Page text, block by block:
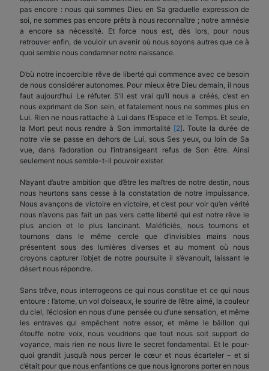
pas encore : nous qui sommes Dieu en Sa graduelle expression de
soi, ne sommes pas encore prêts à nous reconnaître ; notre amnésie
a encore sa nécessité. Et force nous est, dès lors, pour nous
retrouver enfin, de vouloir un avenir où nous soyons autres que ce à
quoi semble nous condamner notre naissance.
D’où notre incoercible rêve de liberté qui com­mence avec ce besoin
de nous considérer autonomes. Pour mieux être Dieu demain, il nous
faut aujour­d’hui Le réfuter. S’il est vrai qu’il nous a créés, c’est en
nous exprimant de Son sein, et fatalement nous ne sommes plus en
Lui. Rien ne nous rattache à Lui dans l’Espace et le Temps. Et seule,
la Mort peut nous rendre à Son immortalité [2]. Toute la durée de
notre vie se passe en dehors de Lui, sous Ses yeux, ou loin de Sa
vue, dans l’adoration ou l’intransi­geant refus de Son être. Ainsi
seulement nous semble-t-il pouvoir exister.
N’ayant d’autre ambition que d’être les maîtres de notre destin, nous
nous heurtons sans cesse à la constatation de notre impuissance.
Nous avançons de victoire en victoire, et c’est pour voir qu’en vérité
nous n’avons pas fait un pas vers cette liberté qui est notre rêve le
plus ancien et le plus lancinant. Maléficiés, nous tournons et
tournons dans le même cercle que d’invisibles mains nous
présentent sous des lumières diverses et au moment où nous
croyons capturer l’objet de notre poursuite il s’évanouit, laissant le
désert nous répondre.
Sans trêve, nous interrogeons ce qui nous constitue et ce qui nous
entoure : l’atome, un vol d’oiseaux, le sourire de l’être aimé, la couleur
du ciel, l’éclosion en nous d’une pensée ou d’une sensation, et même
les entraves qui empêchent notre essor, et même le bâillon qui
étouffe notre voix, nous vou­drions que tout nous soit support de
voyance, mais rien ne nous livre le secret fondamental. Et le pour­
quoi grandit jusqu’à nous percer le cœur et nous écarteler – et si
c’était pour que nous enfantions ce que nous ignorons porter en nous